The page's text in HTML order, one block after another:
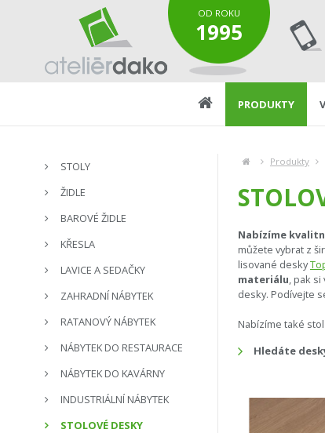
OD ROKU
1995
PRODUKTY
Produkty
Nabízíme
můžete vybrat z
lisované desky
materiálu, pak
desky. Podívejte
Nabízíme také
Hledáte
STOLY
ŽIDLE
BAROVÉ ŽIDLE
KŘESLA
LAVICE A SEDAČKY
ZAHRADNÍ NÁBYTEK
RATANOVÝ NÁBYTEK
NÁBYTEK DO RESTAURACE
NÁBYTEK DO KAVÁRNY
INDUSTRIÁLNÍ NÁBYTEK
STOLOVÉ DESKY